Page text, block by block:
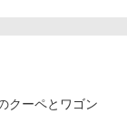
クーペとワゴン